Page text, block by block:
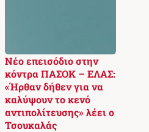
Νέο επεισόδιο στην
κόντρα ΠΑΣΟΚ – ΕΛΑΣ:
«Ήρθαν δήθεν για να
καλύψουν το κενό
αντιπολίτευσης» λέει ο
Τσουκαλάς